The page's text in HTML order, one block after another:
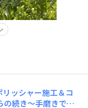
ッシャー施工＆コ
の続き〜手磨きで下